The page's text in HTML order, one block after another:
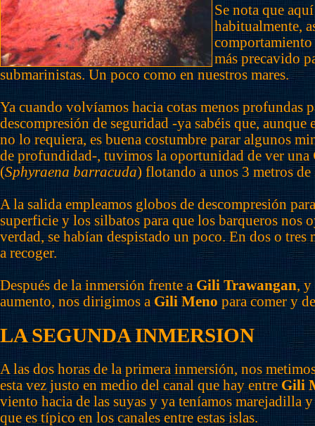
Se nota que
habitualmente,
comportamiento
más precavido
submarinistas. Un poco como en nuestros mares.
Ya cuando volvíamos hacia cotas menos profundas
descompresión de seguridad -ya sabéis que, aunque
no lo requiera, es buena costumbre parar algunos
de profundidad-, tuvimos la oportunidad de ver una
(Sphyraena barracuda) flotando a unos 3 metros
A la salida empleamos globos de descompresión
superficie y los silbatos para que los barqueros nos
verdad, se habían despistado un poco. En dos o
a recoger.
Después de la inmersión frente aGili Trawangan, y
aumento, nos dirigimos aGili Menopara comer y
LA SEGUNDA INMERSION
A las dos horas de la primera inmersión, nos
esta vez justo en medio del canal que hay entre Gili
viento hacia de las suyas y ya teníamos marejadilla
que es típico en los canales entre estas islas.